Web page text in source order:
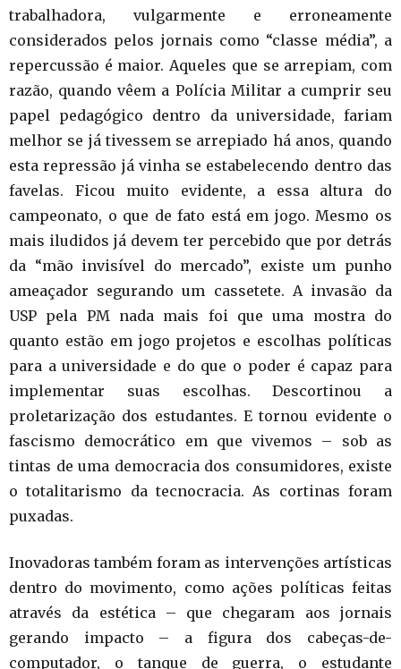
trabalhadora, vulgarmente e erroneamente
considerados pelos jornais como “classe média”, a
repercussão é maior. Aqueles que se arrepiam, com
razão, quando vêem a Polícia Militar a cumprir seu
papel pedagógico dentro da universidade, fariam
melhor se já tivessem se arrepiado há anos, quando
esta repressão já vinha se estabelecendo dentro das
favelas. Ficou muito evidente, a essa altura do
campeonato, o que de fato está em jogo. Mesmo os
mais iludidos já devem ter percebido que por detrás
da “mão invisível do mercado”, existe um punho
ameaçador segurando um cassetete. A invasão da
USP pela PM nada mais foi que uma mostra do
quanto estão em jogo projetos e escolhas políticas
para a universidade e do que o poder é capaz para
implementar suas escolhas. Descortinou a
proletarização dos estudantes. E tornou evidente o
fascismo democrático em que vivemos – sob as
tintas de uma democracia dos consumidores, existe
o totalitarismo da tecnocracia. As cortinas foram
puxadas.
Inovadoras também foram as intervenções artísticas
dentro do movimento, como ações políticas feitas
através da estética – que chegaram aos jornais
gerando impacto – a figura dos cabeças-de-
computador, o tanque de guerra, o estudante